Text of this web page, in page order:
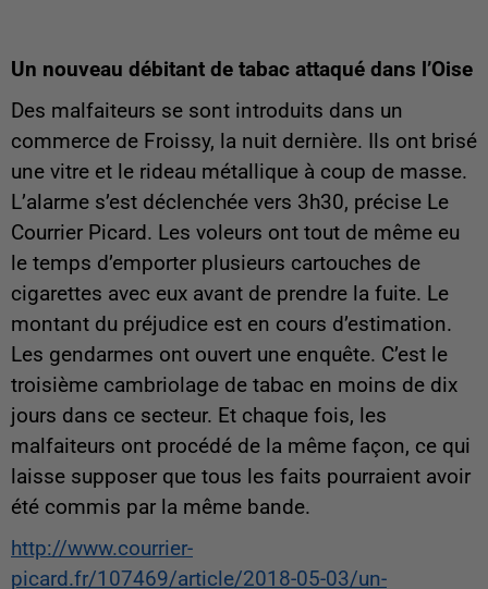
Un nouveau débitant de tabac attaqué dans l’Oise
Des malfaiteurs se sont introduits dans un
commerce de Froissy, la nuit dernière. Ils ont brisé
une vitre et le rideau métallique à coup de masse.
L’alarme s’est déclenchée vers 3h30, précise Le
Courrier Picard. Les voleurs ont tout de même eu
le temps d’emporter plusieurs cartouches de
cigarettes avec eux avant de prendre la fuite. Le
montant du préjudice est en cours d’estimation.
Les gendarmes ont ouvert une enquête. C’est le
troisième cambriolage de tabac en moins de dix
jours dans ce secteur. Et chaque fois, les
malfaiteurs ont procédé de la même façon, ce qui
laisse supposer que tous les faits pourraient avoir
été commis par la même bande.
http://www.courrier-
picard.fr/107469/article/2018-05-03/un-